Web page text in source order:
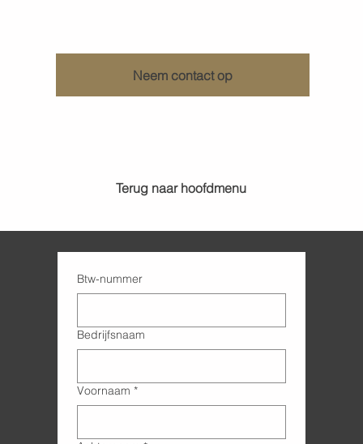
Neem contact op
Terug naar hoofdmenu
Btw-nummer
Bedrijfsnaam
Voornaam *